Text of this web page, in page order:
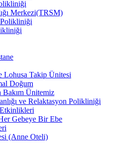
Merkezi(TRSM)
Lohusa Takip Ünitesi
Doğum
Bakım Ünitemiz
ve Relaktasyon Polikliniği
Gebeye Bir Ebe
(Anne Oteli)